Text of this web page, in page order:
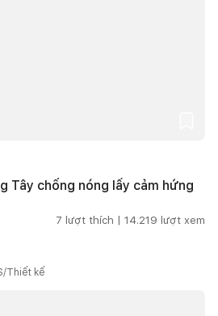
Tây chống nóng lấy cảm hứng
7 lượt thích | 14.219 lượt xem
Thiết kế